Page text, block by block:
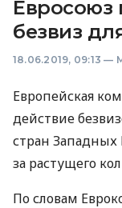
Евросоюз
безвиз
18.06.2019, 09:13 —
Европейская
действие
стран
за растущего
По словам